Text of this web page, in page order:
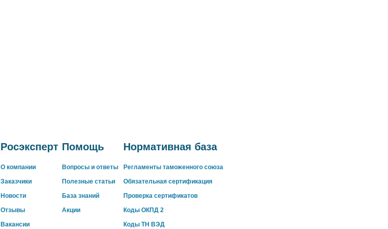
Росэксперт
О компании
Заказчики
Новости
Отзывы
Вакансии
Помощь
Вопросы и ответы
Полезные статьи
База знаний
Акции
Нормативная база
Регламенты таможенного союза
Обязательная сертификация
Проверка сертификатов
Коды ОКПД 2
Коды ТН ВЭД